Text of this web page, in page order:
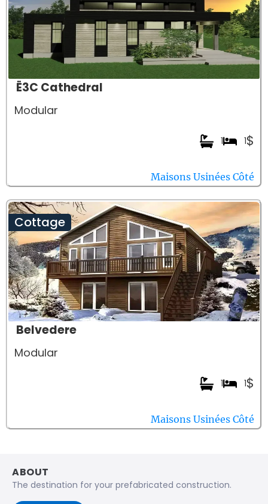
Ë3C Cathedral
Modular
$
1
1
Maisons Usinées Côté
Cottage
Belvedere
Modular
$
1
1
Maisons Usinées Côté
ABOUT
The destination for your prefabricated construction.